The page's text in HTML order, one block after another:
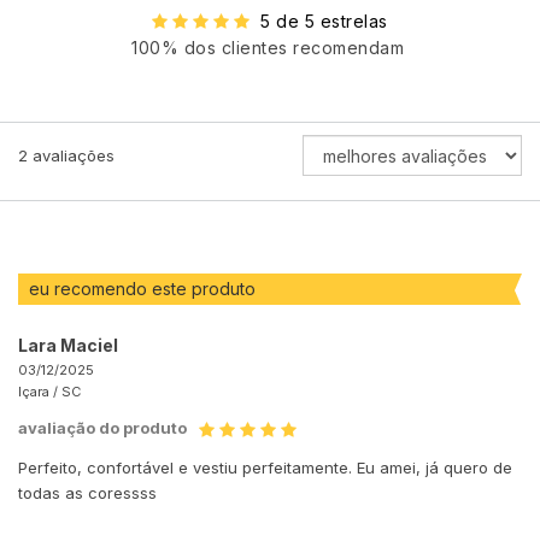
5 de 5 estrelas
100% dos clientes recomendam
2 avaliações
ORDENAR
eu recomendo este produto
Lara Maciel
03/12/2025
Içara / SC
avaliação do produto
Perfeito, confortável e vestiu perfeitamente. Eu amei, já quero de
todas as coressss